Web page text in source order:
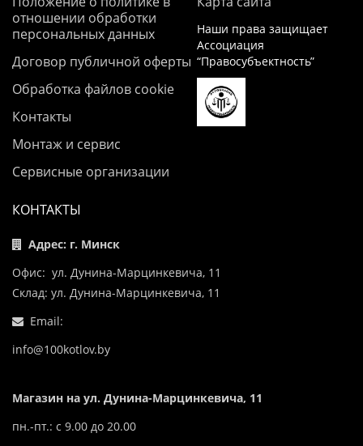
отношении обработки
персональных данных
Договор публичной оферты
Обработка файлов cookie
Контакты
Монтаж и сервис
Сервисные организации
Наши права защищает
Ассоциация
“Правосубъектность”
КОНТАКТЫ
Адрес: г. Минск
Офис: ул. Дунина-Марцинкевича, 11
Склад: ул. Дунина-Марцинкевича, 11
Email:
info@100kotlov.by
Магазин на ул. Дунина-Марцинкевича, 11
пн.-пт.: с 9.00 до 20.00